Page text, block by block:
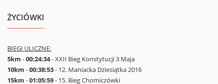
ŻYCIÓWKI
BIEGI ULICZNE:
5km -00:24:34- XXII Bieg Konstytucji 3 Maja
10km -00:38:53- 12. Maniacka Dziesiątka 2016
15km -01:05:59- 15. Bieg Chomiczówki